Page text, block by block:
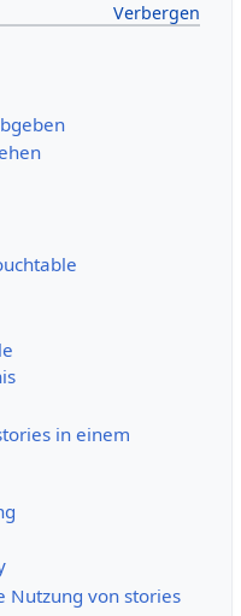
in einem
Nutzung von stories